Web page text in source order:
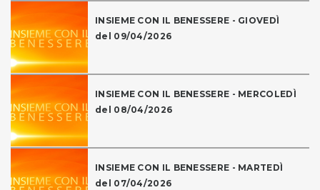
INSIEME CON IL BENESSERE - GIOVEDÌ
del 09/04/2026
INSIEME CON IL BENESSERE - MERCOLEDÌ
del 08/04/2026
INSIEME CON IL BENESSERE - MARTEDÌ
del 07/04/2026